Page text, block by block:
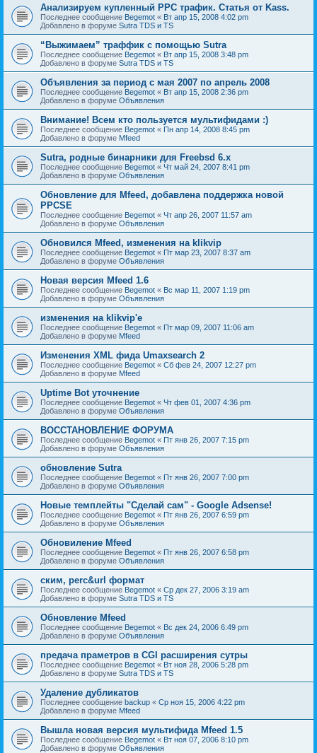
Анализируем купленный PPC трафик. Статья от Kass.
Последнее сообщение Begemot « Вт апр 15, 2008 4:02 pm
Добавлено в форуме Sutra TDS и TS
“Выжимаем” траффик с помощью Sutra
Последнее сообщение Begemot « Вт апр 15, 2008 3:48 pm
Добавлено в форуме Sutra TDS и TS
Объявления за период с мая 2007 по апрель 2008
Последнее сообщение Begemot « Вт апр 15, 2008 2:36 pm
Добавлено в форуме Объявления
Внимание! Всем кто пользуется мультифидами :)
Последнее сообщение Begemot « Пн апр 14, 2008 8:45 pm
Добавлено в форуме Mfeed
Sutra, родные бинарники для Freebsd 6.x
Последнее сообщение Begemot « Чт май 24, 2007 8:41 pm
Добавлено в форуме Объявления
Обновление для Mfeed, добавлена поддержка новой
PPCSE
Последнее сообщение Begemot « Чт апр 26, 2007 11:57 am
Добавлено в форуме Объявления
Обновился Mfeed, изменения на klikvip
Последнее сообщение Begemot « Пт мар 23, 2007 8:37 am
Добавлено в форуме Объявления
Новая версия Mfeed 1.6
Последнее сообщение Begemot « Вс мар 11, 2007 1:19 pm
Добавлено в форуме Объявления
изменения на klikvip'е
Последнее сообщение Begemot « Пт мар 09, 2007 11:06 am
Добавлено в форуме Mfeed
Изменения XML фида Umaxsearch 2
Последнее сообщение Begemot « Сб фев 24, 2007 12:27 pm
Добавлено в форуме Mfeed
Uptime Bot уточнение
Последнее сообщение Begemot « Чт фев 01, 2007 4:36 pm
Добавлено в форуме Объявления
ВОССТАНОВЛЕНИЕ ФОРУМА
Последнее сообщение Begemot « Пт янв 26, 2007 7:15 pm
Добавлено в форуме Объявления
обновление Sutra
Последнее сообщение Begemot « Пт янв 26, 2007 7:00 pm
Добавлено в форуме Объявления
Новые темплейты "Cделай сам" - Google Adsense!
Последнее сообщение Begemot « Пт янв 26, 2007 6:59 pm
Добавлено в форуме Объявления
Обновиление Mfeed
Последнее сообщение Begemot « Пт янв 26, 2007 6:58 pm
Добавлено в форуме Объявления
ским, perc&url формат
Последнее сообщение Begemot « Ср дек 27, 2006 3:19 am
Добавлено в форуме Sutra TDS и TS
Обновление Mfeed
Последнее сообщение Begemot « Вс дек 24, 2006 6:49 pm
Добавлено в форуме Объявления
предача праметров в CGI расширения сутры
Последнее сообщение Begemot « Вт ноя 28, 2006 5:28 pm
Добавлено в форуме Sutra TDS и TS
Удаление дубликатов
Последнее сообщение backup « Ср ноя 15, 2006 4:22 pm
Добавлено в форуме Mfeed
Вышла новая версия мультифида Mfeed 1.5
Последнее сообщение Begemot « Вт ноя 07, 2006 8:10 pm
Добавлено в форуме Объявления